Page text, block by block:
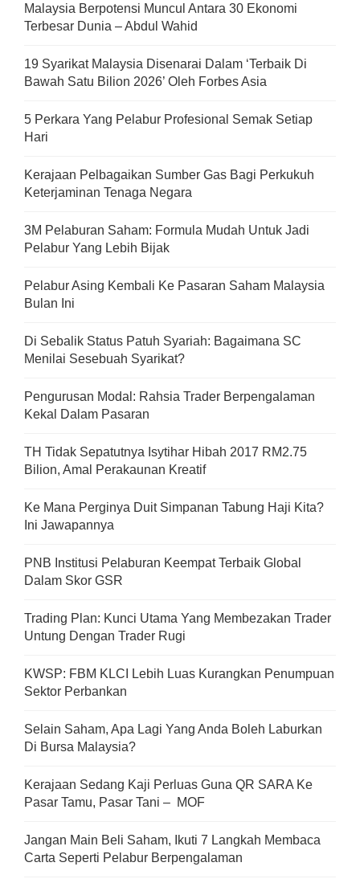
Malaysia Berpotensi Muncul Antara 30 Ekonomi
Terbesar Dunia – Abdul Wahid
19 Syarikat Malaysia Disenarai Dalam ‘Terbaik Di
Bawah Satu Bilion 2026’ Oleh Forbes Asia
5 Perkara Yang Pelabur Profesional Semak Setiap
Hari
Kerajaan Pelbagaikan Sumber Gas Bagi Perkukuh
Keterjaminan Tenaga Negara
3M Pelaburan Saham: Formula Mudah Untuk Jadi
Pelabur Yang Lebih Bijak
Pelabur Asing Kembali Ke Pasaran Saham Malaysia
Bulan Ini
Di Sebalik Status Patuh Syariah: Bagaimana SC
Menilai Sesebuah Syarikat?
Pengurusan Modal: Rahsia Trader Berpengalaman
Kekal Dalam Pasaran
TH Tidak Sepatutnya Isytihar Hibah 2017 RM2.75
Bilion, Amal Perakaunan Kreatif
Ke Mana Perginya Duit Simpanan Tabung Haji Kita?
Ini Jawapannya
PNB Institusi Pelaburan Keempat Terbaik Global
Dalam Skor GSR
Trading Plan: Kunci Utama Yang Membezakan Trader
Untung Dengan Trader Rugi
KWSP: FBM KLCI Lebih Luas Kurangkan Penumpuan
Sektor Perbankan
Selain Saham, Apa Lagi Yang Anda Boleh Laburkan
Di Bursa Malaysia?
Kerajaan Sedang Kaji Perluas Guna QR SARA Ke
Pasar Tamu, Pasar Tani – MOF
Jangan Main Beli Saham, Ikuti 7 Langkah Membaca
Carta Seperti Pelabur Berpengalaman